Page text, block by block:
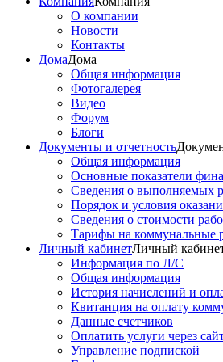
О компании
Новости
Контакты
ДомаДома
Общая информация
Фотогалерея
Видео
Форум
Блоги
Документы и отчетность
Общая информация
Основные показатели
Сведения о выполняемых
Порядок и условия
Сведения о стоимости
Тарифы на коммунальные
Личный кабинетЛичный
Информация по Л/С
Общая информация
История начислений и
Квитанция на оплату
Данные счетчиков
Оплатить услуги через
Управление подпиской